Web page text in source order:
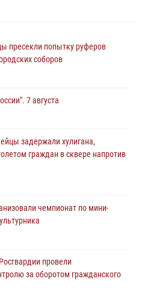
пресекли попытку руферов
соборов
7 августа
задержали хулигана,
граждан в сквере напротив
чемпионат по мини-
провели
за оборотом гражданского